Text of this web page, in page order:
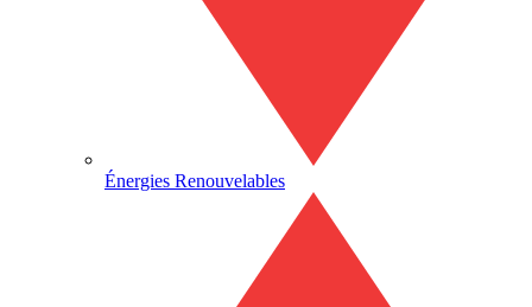
Énergies Renouvelables